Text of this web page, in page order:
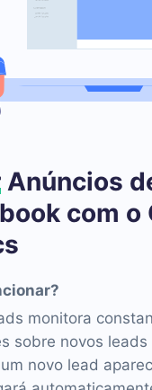
Anúncios
com o
monitora
sobre novos
novo lead